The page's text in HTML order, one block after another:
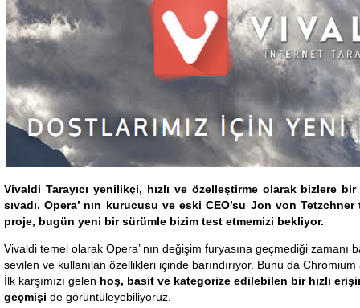
Vivaldi Tarayıcı yenilikçi, hızlı ve özelleştirme olarak bizlere
sıvadı. Opera’ nın kurucusu ve eski CEO’su Jon von
proje, bugün yeni bir sürümle bizim test etmemizi bekliyor.
Vivaldi temel olarak Opera’ nın değişim furyasına geçmediği zamanı
sevilen ve kullanılan özellikleri içinde barındırıyor. Bunu da
İlk karşımızı gelen hoş, basit ve kategorize edilebilen bir hızlı
geçmişi de görüntüleyebiliyoruz.